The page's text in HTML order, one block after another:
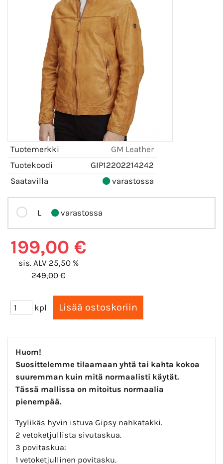
Tuotemerkki
GM Leather
Tuotekoodi
GIP12202214242
Saatavilla
varastossa
L varastossa
199,00 €
sis. ALV 25,50 %
249,00 €
kpl
Huom!
Suosittelemme tilaamaan yhtä tai kahta kokoa
suuremman kuin mitä normaalisti käytät.
Tässä mallissa on mitoitus normaalia
pienempää.
Tyylikäs hyvin istuva Gipsy nahkatakki.
2 vetoketjullista sivutaskua.
3 povitaskua:
1 vetoketjullinen povitasku.